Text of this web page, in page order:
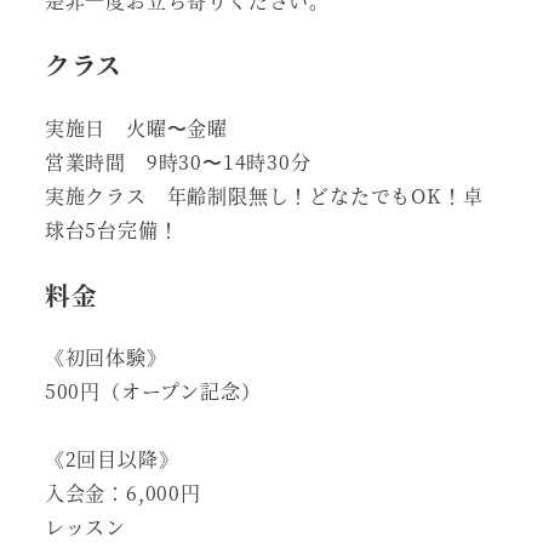
クラス
実施日 火曜〜金曜
営業時間 9時30〜14時30分
実施クラス 年齢制限無し！どなたでもOK！卓
球台5台完備！
料金
《初回体験》
500円（オープン記念）
《2回目以降》
入会金：6,000円
レッスン